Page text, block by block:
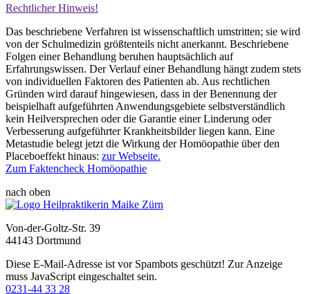
Rechtlicher Hinweis!
Das beschriebene Verfahren ist wissenschaftlich umstritten; sie wird
von der Schulmedizin größtenteils nicht anerkannt. Beschriebene
Folgen einer Behandlung beruhen hauptsächlich auf
Erfahrungswissen. Der Verlauf einer Behandlung hängt zudem stets
von individuellen Faktoren des Patienten ab. Aus rechtlichen
Gründen wird darauf hingewiesen, dass in der Benennung der
beispielhaft aufgeführten Anwendungsgebiete selbstverständlich
kein Heilversprechen oder die Garantie einer Linderung oder
Verbesserung aufgeführter Krankheitsbilder liegen kann. Eine
Metastudie belegt jetzt die Wirkung der Homöopathie über den
Placeboeffekt hinaus: zur Webseite.
Zum Faktencheck Homöopathie
nach oben
Von-der-Goltz-Str. 39
44143 Dortmund
Diese E-Mail-Adresse ist vor Spambots geschützt! Zur Anzeige
muss JavaScript eingeschaltet sein.
0231-44 33 28